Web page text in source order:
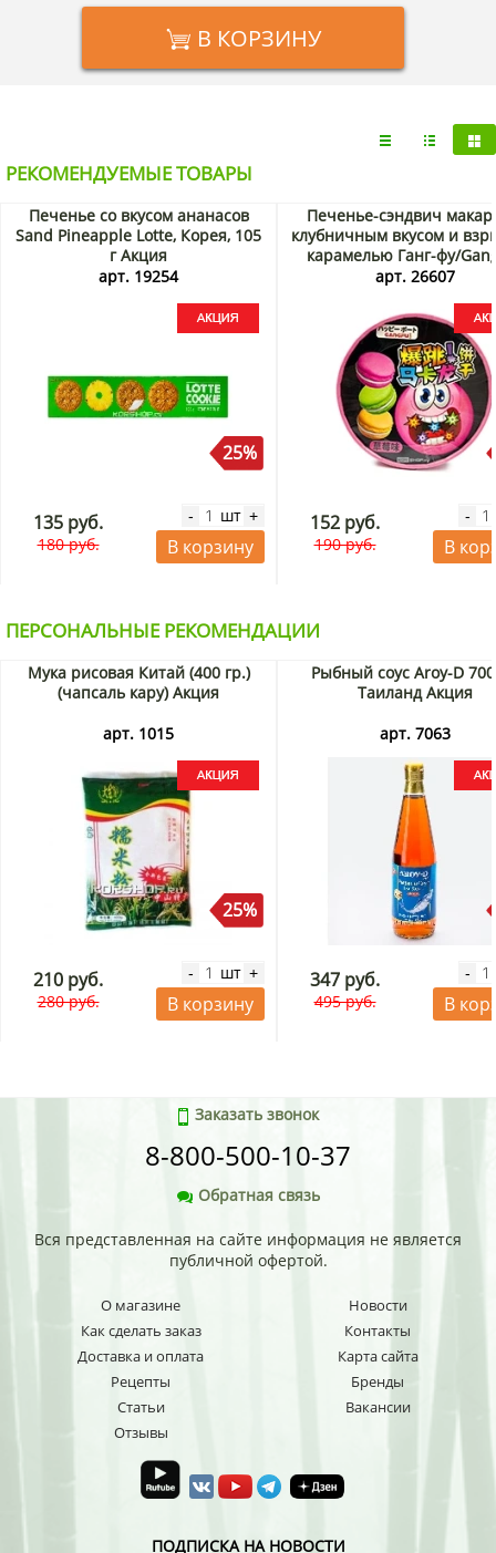
В КОРЗИНУ
РЕКОМЕНДУЕМЫЕ ТОВАРЫ
Печенье со вкусом ананасов
Sand Pineapple Lotte, Корея, 105
г Акция
арт. 19254
25%
135 руб.
180 руб.
- шт +
В корзину
Печенье-сэндвич
клубничным вкусом и
карамелью Ганг-фу/
Китай, 80 г ведро
арт. 26607
152 руб.
190 руб.
-
В
ПЕРСОНАЛЬНЫЕ РЕКОМЕНДАЦИИ
Мука рисовая Китай (400 гр.)
(чапсаль кару) Акция
арт. 1015
25%
210 руб.
280 руб.
- шт +
В корзину
Рыбный соус Aroy-D
Таиланд Акция
арт. 7063
347 руб.
495 руб.
-
В
Заказать звонок
8-800-500-10-37
Обратная связь
Вся представленная на сайте информация не является
публичной офертой.
О магазине
Как сделать заказ
Доставка и оплата
Рецепты
Статьи
Отзывы
Новости
Контакты
Карта сайта
Бренды
Вакансии
ПОДПИСКА НА НОВОСТИ